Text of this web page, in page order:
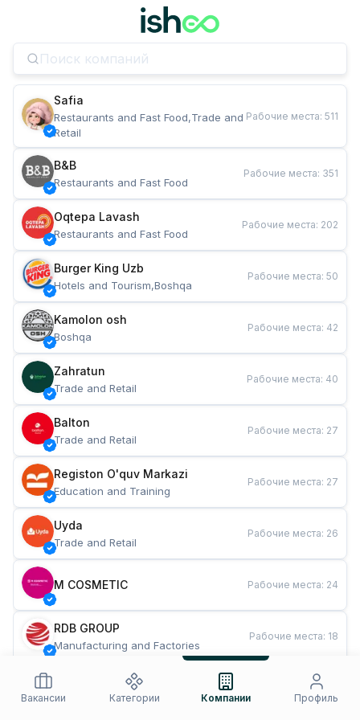
Safia
Restaurants and Fast Food,Trade and
Retail
Рабочие места: 511
B&B
Restaurants and Fast Food
Рабочие места: 351
Oqtepa Lavash
Restaurants and Fast Food
Рабочие места: 202
Burger King Uzb
Hotels and Tourism,Boshqa
Рабочие места: 50
Kamolon osh
Boshqa
Рабочие места: 42
Zahratun
Trade and Retail
Рабочие места: 40
Balton
Trade and Retail
Рабочие места: 27
Registon O'quv Markazi
Education and Training
Рабочие места: 27
Uyda
Trade and Retail
Рабочие места: 26
M COSMETIC Рабочие места: 24
RDB GROUP
Manufacturing and Factories
Рабочие места: 18
Restaurants and Fast Food
Рабочие места
Вакансии
Категории Компании Профиль